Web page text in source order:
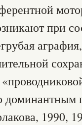
при
доминантным
1990,